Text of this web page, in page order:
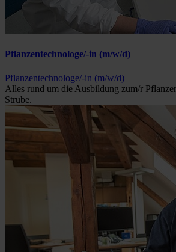
Pflanzentechnologe/-in (m/w/d)
Pflanzentechnologe/-in (m/w/d)
Alles rund um die Ausbildung zum/r
Strube.